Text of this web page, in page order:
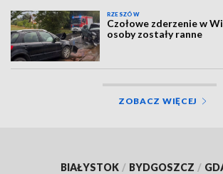
RZESZÓW
Czołowe zderzenie w
osoby zostały ranne
ZOBACZ WIĘCEJ
BIAŁYSTOK / BYDGOSZCZ /